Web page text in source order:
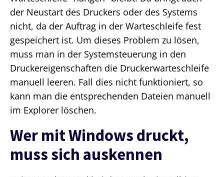
der Neustart des Druckers oder des Systems
nicht, da der Auftrag in der Warteschleife fest
gespeichert ist. Um dieses Problem zu lösen,
muss man in der Systemsteuerung in den
Druckereigenschaften die Druckerwarteschleife
manuell leeren. Fall dies nicht funktioniert, so
kann man die entsprechenden Dateien manuell
im Explorer löschen.
Wer mit Windows druckt,
muss sich auskennen